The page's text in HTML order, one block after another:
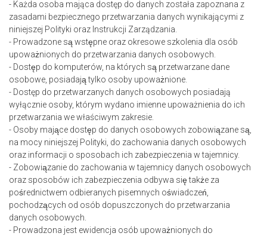
- Każda osoba mająca dostęp do danych została zapoznana z
zasadami bezpiecznego przetwarzania danych wynikającymi z
niniejszej Polityki oraz Instrukcji Zarządzania.
- Prowadzone są wstępne oraz okresowe szkolenia dla osób
upoważnionych do przetwarzania danych osobowych.
- Dostęp do komputerów, na których są przetwarzane dane
osobowe, posiadają tylko osoby upoważnione.
- Dostęp do przetwarzanych danych osobowych posiadają
wyłącznie osoby, którym wydano imienne upoważnienia do ich
przetwarzania we właściwym zakresie.
- Osoby mające dostęp do danych osobowych zobowiązane są,
na mocy niniejszej Polityki, do zachowania danych osobowych
oraz informacji o sposobach ich zabezpieczenia w tajemnicy.
- Zobowiązanie do zachowania w tajemnicy danych osobowych
oraz sposobów ich zabezpieczenia odbywa się także za
pośrednictwem odbieranych pisemnych oświadczeń,
pochodzących od osób dopuszczonych do przetwarzania
danych osobowych.
- Prowadzona jest ewidencja osób upoważnionych do